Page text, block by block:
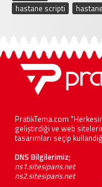
hastane scripti
PratikTema.com
geliştirdiği ve web
tasarımları seçip
DNS Bilgilerimiz;
ns1.sitesiparis.net
ns2.sitesiparis.net